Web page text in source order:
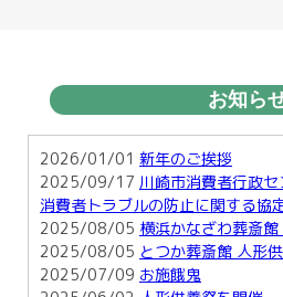
お知ら
2026/01/01 新年のご挨拶
2025/09/17 川崎市消費者行政
消費者トラブルの防止に関する協
2025/08/05 横浜かなざわ葬斎
2025/08/05 とつか葬斎館 人形
2025/07/09 お施餓鬼